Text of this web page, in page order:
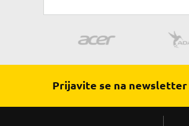
Prijavite se na newsletter